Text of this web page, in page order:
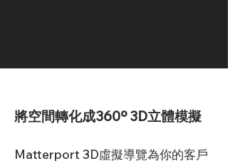
將空間轉化成360º 3D立體模擬
Matterport 3D虛擬導覽為你的客戶